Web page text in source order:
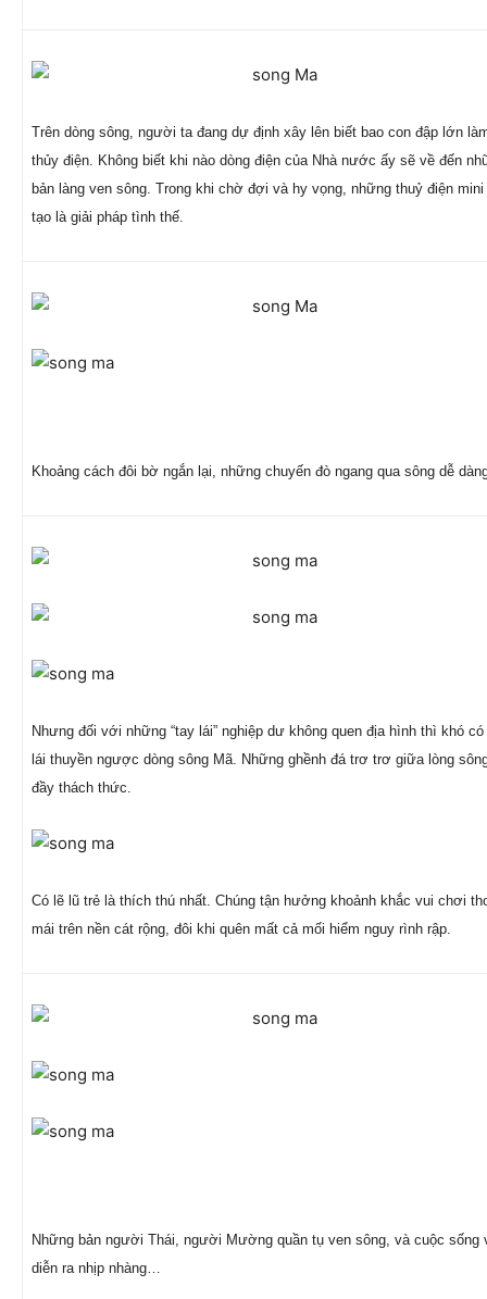
Trên dòng sông, người ta đang dự định xây lên biết bao con đập lớn
thủy điện. Không biết khi nào dòng điện của Nhà nước ấy sẽ về đến
bản làng ven sông. Trong khi chờ đợi và hy vọng, những thuỷ điện
tạo là giải pháp tình thế.
Khoảng cách đôi bờ ngắn lại, những chuyến đò ngang qua sông dễ
Nhưng đối với những “tay lái” nghiệp dư không quen địa hình thì khó có
lái thuyền ngược dòng sông Mã. Những ghềnh đá trơ trơ giữa lòng
đầy thách thức.
Có lẽ lũ trẻ là thích thú nhất. Chúng tận hưởng khoảnh khắc vui chơi
mái trên nền cát rộng, đôi khi quên mất cả mối hiểm nguy rình rập.
Những bản người Thái, người Mường quần tụ ven sông, và cuộc sống
diễn ra nhịp nhàng…